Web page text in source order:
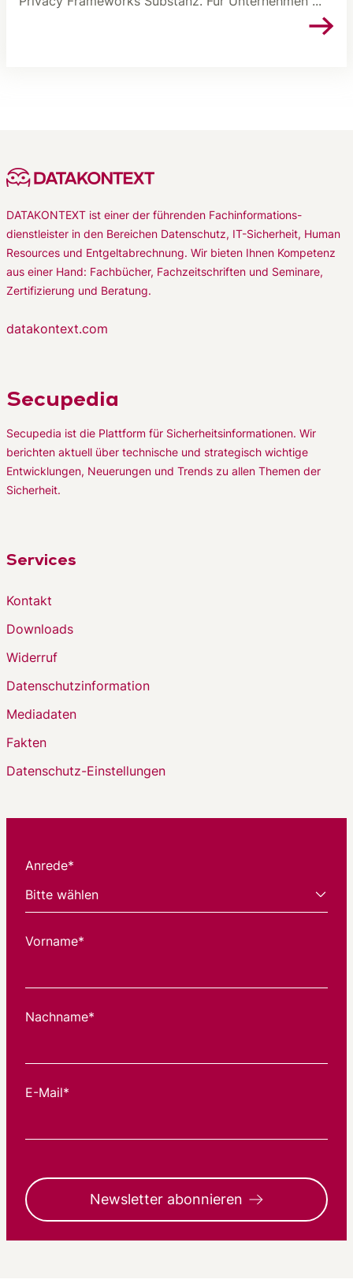
DATAKONTEXT ist einer der führenden Fachinformations-
dienstleister in den Bereichen Datenschutz, IT-Sicherheit, Human
Resources und Entgeltabrechnung. Wir bieten Ihnen Kompetenz
aus einer Hand: Fachbücher, Fachzeitschriften und Seminare,
Zertifizierung und Beratung.
datakontext.com
Secupedia
Secupedia ist die Plattform für Sicherheitsinformationen. Wir
berichten aktuell über technische und strategisch wichtige
Entwicklungen, Neuerungen und Trends zu allen Themen der
Sicherheit.
Services
Kontakt
Downloads
Widerruf
Datenschutzinformation
Mediadaten
Fakten
Datenschutz-Einstellungen
Anrede*
Vorname*
Nachname*
E-Mail*
Newsletter abonnieren